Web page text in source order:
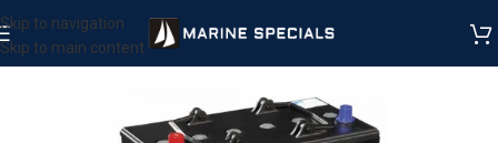
Skip to navigation
Skip to main content